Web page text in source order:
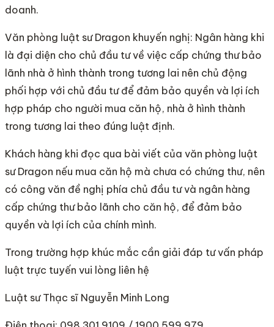
doanh.
Văn phòng luật sư Dragon khuyến nghị: Ngân hàng khi
là đại diện cho chủ đầu tư về việc cấp chứng thư bảo
lãnh nhà ở hình thành trong tương lai nên chủ động
phối hợp với chủ đầu tư để đảm bảo quyền và lợi ích
hợp pháp cho người mua căn hộ, nhà ở hình thành
trong tương lai theo đúng luật định.
Khách hàng khi đọc qua bài viết của văn phòng luật
sư Dragon nếu mua căn hộ mà chưa có chứng thư, nên
có công văn đề nghị phía chủ đầu tư và ngân hàng
cấp chứng thư bảo lãnh cho căn hộ, để đảm bảo
quyền và lợi ích của chính mình.
Trong trường hợp khúc mắc cần giải đáp tư vấn pháp
luật trực tuyến vui lòng liên hệ
Luật sư Thạc sĩ Nguyễn Minh Long